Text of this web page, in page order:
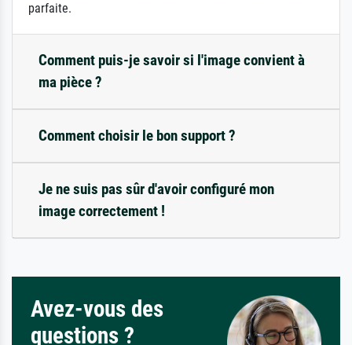
parfaite.
Comment puis-je savoir si l'image convient à
ma pièce ?
Comment choisir le bon support ?
Je ne suis pas sûr d'avoir configuré mon
image correctement !
Avez-vous des
questions ?